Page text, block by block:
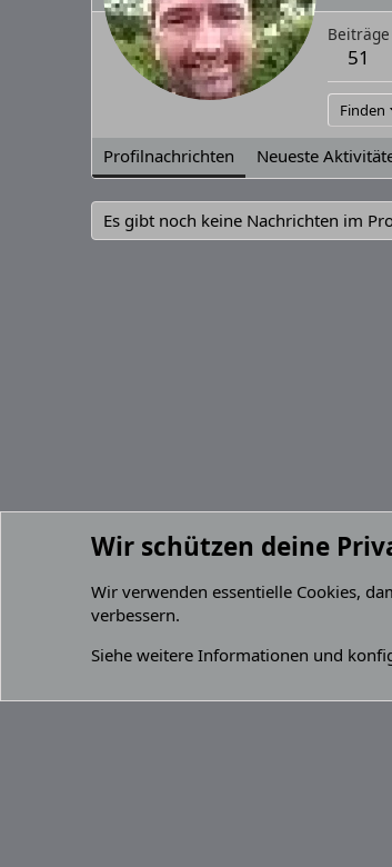
Beiträge
51
Finden
Profilnachrichten Neueste
Es gibt noch keine Nachrichten im
Mitglieder
Cookies
Wir schützen deine
Wir verwenden essentielle Cookies,
verbessern.
Siehe weitere Informationen und